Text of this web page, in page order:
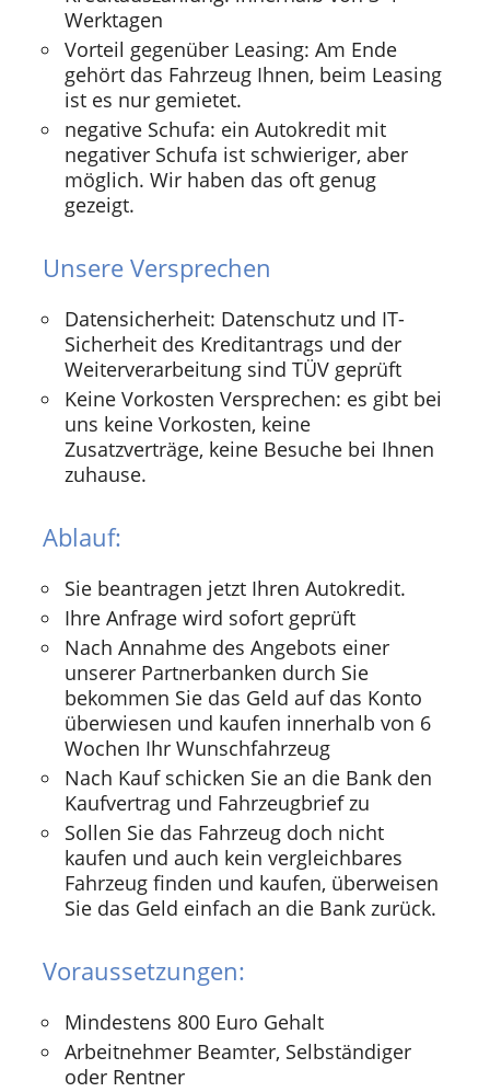
Werktagen
Vorteil gegenüber Leasing: Am Ende
gehört das Fahrzeug Ihnen, beim Leasing
ist es nur gemietet.
negative Schufa: ein Autokredit mit
negativer Schufa ist schwieriger, aber
möglich. Wir haben das oft genug
gezeigt.
Unsere Versprechen
Datensicherheit: Datenschutz und IT-
Sicherheit des Kreditantrags und der
Weiterverarbeitung sind TÜV geprüft
Keine Vorkosten Versprechen: es gibt bei
uns keine Vorkosten, keine
Zusatzverträge, keine Besuche bei Ihnen
zuhause.
Ablauf:
Sie beantragen jetzt Ihren Autokredit.
Ihre Anfrage wird sofort geprüft
Nach Annahme des Angebots einer
unserer Partnerbanken durch Sie
bekommen Sie das Geld auf das Konto
überwiesen und kaufen innerhalb von 6
Wochen Ihr Wunschfahrzeug
Nach Kauf schicken Sie an die Bank den
Kaufvertrag und Fahrzeugbrief zu
Sollen Sie das Fahrzeug doch nicht
kaufen und auch kein vergleichbares
Fahrzeug finden und kaufen, überweisen
Sie das Geld einfach an die Bank zurück.
Voraussetzungen:
Mindestens 800 Euro Gehalt
Arbeitnehmer Beamter, Selbständiger
oder Rentner